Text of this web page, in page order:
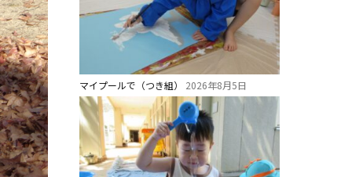
マイプールで（つき組） 2026年8月5日